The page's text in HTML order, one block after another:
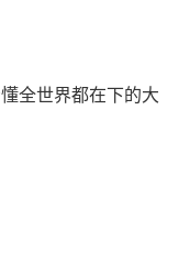
全世界都在下的大